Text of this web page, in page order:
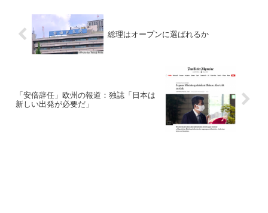
総理はオープンに選ばれるか
「安倍辞任」欧州の報道：独誌「日本は
新しい出発が必要だ」